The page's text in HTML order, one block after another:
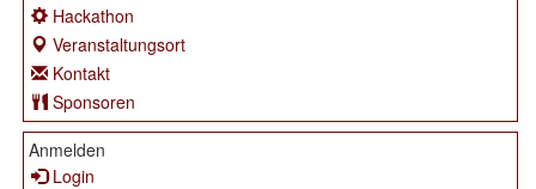
Hackathon
Veranstaltungsort
Kontakt
Sponsoren
Anmelden
Login